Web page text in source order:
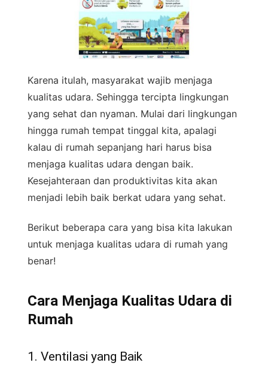
Karena itulah, masyarakat wajib menjaga
kualitas udara. Sehingga tercipta lingkungan
yang sehat dan nyaman. Mulai dari lingkungan
hingga rumah tempat tinggal kita, apalagi
kalau di rumah sepanjang hari harus bisa
menjaga kualitas udara dengan baik.
Kesejahteraan dan produktivitas kita akan
menjadi lebih baik berkat udara yang sehat.
Berikut beberapa cara yang bisa kita lakukan
untuk menjaga kualitas udara di rumah yang
benar!
Cara Menjaga Kualitas Udara di
Rumah
1. Ventilasi yang Baik